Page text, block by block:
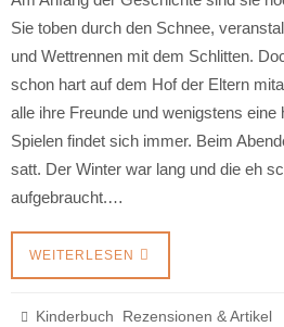
Sie toben durch den Schnee,
und Wettrennen mit dem Schlitten.
schon hart auf dem Hof der Eltern
alle ihre Freunde und wenigstens eine
Spielen findet sich immer. Beim
satt. Der Winter war lang und die eh
aufgebraucht.…
WEITERLESEN
Kinderbuch
Rezensionen & Artikel